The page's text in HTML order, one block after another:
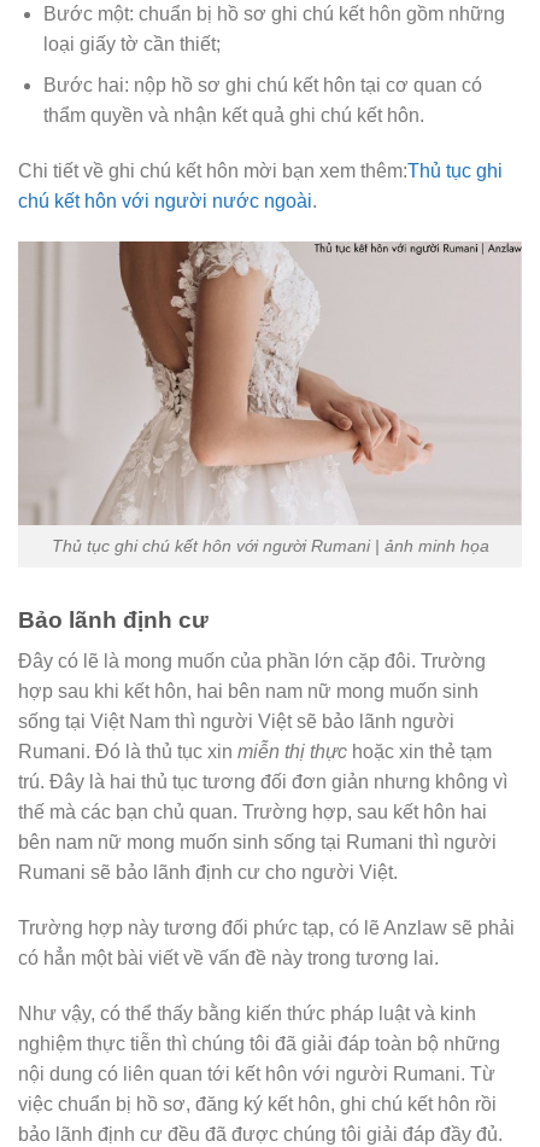
Bước một: chuẩn bị hồ sơ ghi chú kết hôn gồm những
loại giấy tờ cần thiết;
Bước hai: nộp hồ sơ ghi chú kết hôn tại cơ quan có
thẩm quyền và nhận kết quả ghi chú kết hôn.
Chi tiết về ghi chú kết hôn mời bạn xem thêm:Thủ tục ghi
chú kết hôn với người nước ngoài.
Thủ tục ghi chú kết hôn với người Rumani | ảnh minh họa
Bảo lãnh định cư
Đây có lẽ là mong muốn của phần lớn cặp đôi. Trường
hợp sau khi kết hôn, hai bên nam nữ mong muốn sinh
sống tại Việt Nam thì người Việt sẽ bảo lãnh người
Rumani. Đó là thủ tục xin miễn thị thực hoặc xin thẻ tạm
trú. Đây là hai thủ tục tương đối đơn giản nhưng không vì
thế mà các bạn chủ quan. Trường hợp, sau kết hôn hai
bên nam nữ mong muốn sinh sống tại Rumani thì người
Rumani sẽ bảo lãnh định cư cho người Việt.
Trường hợp này tương đối phức tạp, có lẽ Anzlaw sẽ phải
có hẳn một bài viết về vấn đề này trong tương lai.
Như vậy, có thể thấy bằng kiến thức pháp luật và kinh
nghiệm thực tiễn thì chúng tôi đã giải đáp toàn bộ những
nội dung có liên quan tới kết hôn với người Rumani. Từ
việc chuẩn bị hồ sơ, đăng ký kết hôn, ghi chú kết hôn rồi
bảo lãnh định cư đều đã được chúng tôi giải đáp đầy đủ.